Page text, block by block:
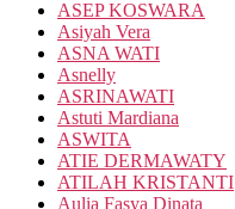
ASEP KOSWARA
Asiyah Vera
ASNA WATI
Asnelly
ASRINAWATI
Astuti Mardiana
ASWITA
ATIE DERMAWATY
ATILAH KRISTANTI
Aulia Fasya Dinata